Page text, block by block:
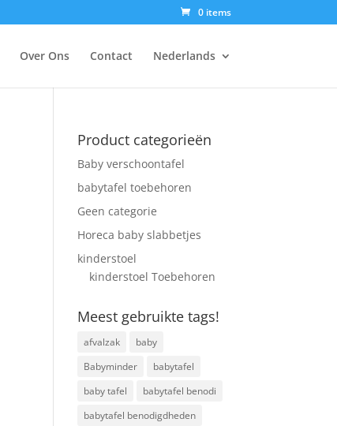
0 items
Over Ons Contact Nederlands
Product categorieën
Baby verschoontafel
babytafel toebehoren
Geen categorie
Horeca baby slabbetjes
kinderstoel
kinderstoel Toebehoren
Meest gebruikte tags!
afvalzak
baby
Babyminder
babytafel
baby tafel
babytafel benodi
babytafel benodigdheden